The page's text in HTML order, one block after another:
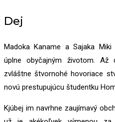
Dej
Madoka Kaname a Sajaka
úplne obyčajným životom. Až
zvláštne štvornohé hovoriace
novú prestupujúcu študentku
Kjúbej im navrhne zaujímavý